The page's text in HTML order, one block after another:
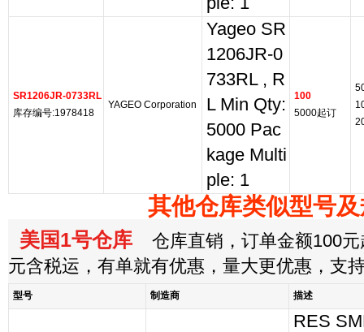
SR1206JR-0733RL
库存编号:1978418
YAGEO Corporation
Yageo SR
1206JR-0
733RL , R
L Min Qty:
5000 Pac
kage Multi
ple: 1
100
5000起订
其他仓库类似型号
美国1号仓库 仓库直销，订单金额100元
元含税运，有单就有优惠，量大更优惠，支
型号 制造商 描述
RES